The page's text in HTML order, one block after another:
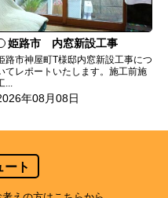
姫路市 内窓新設工事
路市神屋町T様邸内窓新設工事につ
てレポートいたします。施工前施
...
年08月08日
ート